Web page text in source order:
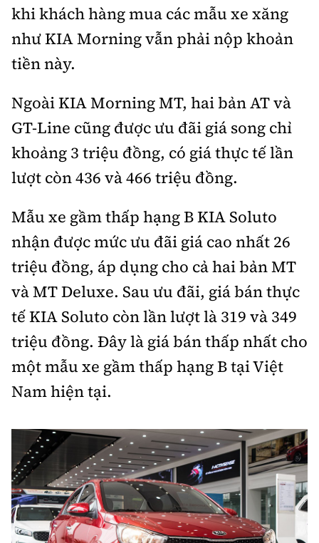
khi khách hàng mua các mẫu xe xăng
như KIA Morning vẫn phải nộp khoản
tiền này.
Ngoài KIA Morning MT, hai bản AT và
GT-Line cũng được ưu đãi giá song chỉ
khoảng 3 triệu đồng, có giá thực tế lần
lượt còn 436 và 466 triệu đồng.
Mẫu xe gầm thấp hạng B KIA Soluto
nhận được mức ưu đãi giá cao nhất 26
triệu đồng, áp dụng cho cả hai bản MT
và MT Deluxe. Sau ưu đãi, giá bán thực
tế KIA Soluto còn lần lượt là 319 và 349
triệu đồng. Đây là giá bán thấp nhất cho
một mẫu xe gầm thấp hạng B tại Việt
Nam hiện tại.